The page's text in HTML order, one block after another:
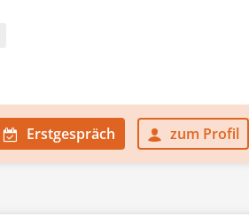
Erstgespräch zum Profil